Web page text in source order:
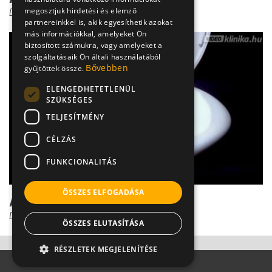
Dr. Bene László
A vékonybéldaganat
Dr. Bene László
megosztjuk hirdetési és elemző
partnereinkkel is, akik egyesíthetik azokat
más információkkal, amelyeket Ön
biztosított számukra, vagy amelyeket a
szolgáltatásaik Ön általi használatából
gyűjtöttek össze. Bővebben
ELENGEDHETETLENÜL
SZÜKSÉGES
TELJESÍTMÉNY
CÉLZÁS
FUNKCIONALITÁS
ÖSSZES ELFOGADÁSA
ÖSSZES ELUTASÍTÁSA
RÉSZLETEK MEGJELENÍTÉSE